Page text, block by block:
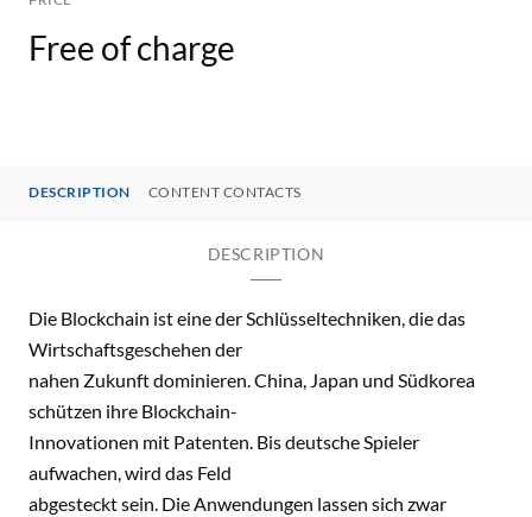
Free of charge
DESCRIPTION CONTENT CONTACTS
DESCRIPTION
Die Blockchain ist eine der Schlüsseltechniken, die das
Wirtschaftsgeschehen der
nahen Zukunft dominieren. China, Japan und Südkorea
schützen ihre Blockchain-
Innovationen mit Patenten. Bis deutsche Spieler
aufwachen, wird das Feld
abgesteckt sein. Die Anwendungen lassen sich zwar